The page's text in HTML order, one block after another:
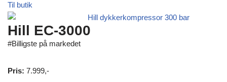
Til butik
Hill EC-3000
#Billigste på markedet
Pris: 7.999,-